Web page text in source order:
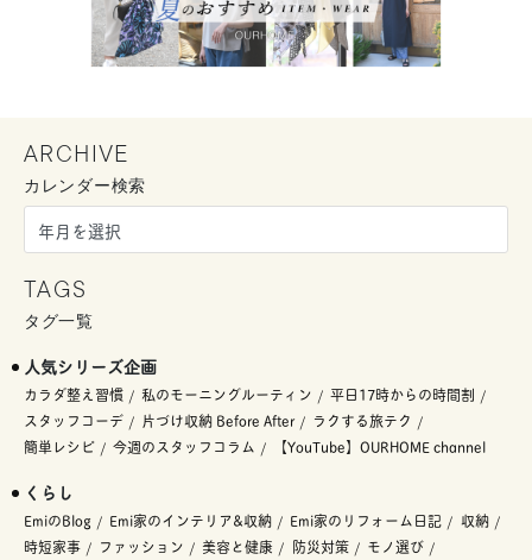
ARCHIVE
カレンダー検索
TAGS
タグ一覧
人気シリーズ企画
カラダ整え習慣 私のモーニングルーティン
平日17時からの時間割
スタッフコーデ
片づけ収納 Before After
ラクする旅テク
簡単レシピ
今週のスタッフコラム 【YouTube】OURHOME channel
くらし
EmiのBlog Emi家のインテリア&収納 Emi家のリフォーム日記
収納
時短家事
ファッション 美容と健康 防災対策
モノ選び